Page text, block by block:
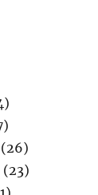
(26)
(23)